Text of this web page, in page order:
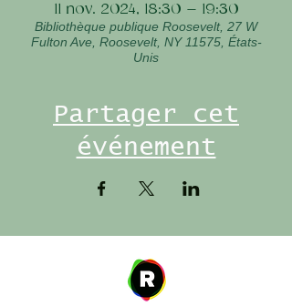
11 nov. 2024, 18:30 – 19:30
Bibliothèque publique Roosevelt, 27 W
Fulton Ave, Roosevelt, NY 11575, États-
Unis
Partager cet
événement